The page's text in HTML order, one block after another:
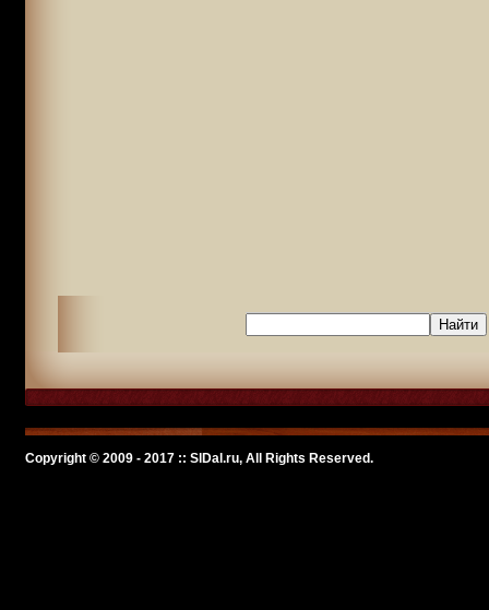
Copyright © 2009 - 2017 :: SlDal.ru, All Rights Reserved.